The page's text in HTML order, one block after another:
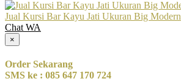
Jual Kursi Bar Kayu Jati Ukuran Big Modern
Chat WA
×
Order Sekarang
SMS ke : 085 647 170 724